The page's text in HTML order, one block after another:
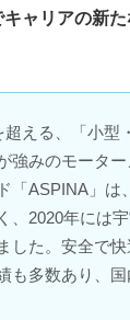
ャリアの新
超える、「小型
強みのモータ
「ASPINA」は
、2020年には
した。安全で
も多数あり、